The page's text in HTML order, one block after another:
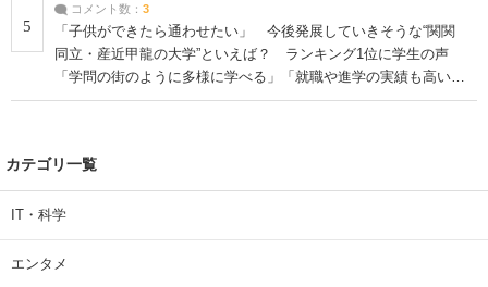
5
コメント数： 3
「子供ができたら通わせたい」 今後発展していきそうな“関関
同立・産近甲龍の大学”といえば？ ランキング1位に学生の声
「学問の街のように多様に学べる」「就職や進学の実績も高い」
| 大学 ねとらぼリサーチ
カテゴリ一覧
IT・科学
エンタメ